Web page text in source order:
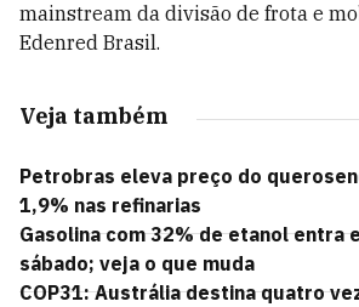
mainstream da divisão de frota e
Edenred Brasil.
Veja também
Petrobras eleva preço do
1,9% nas refinarias
Gasolina com 32% de etanol entra
sábado; veja o que muda
COP31: Austrália destina quatro